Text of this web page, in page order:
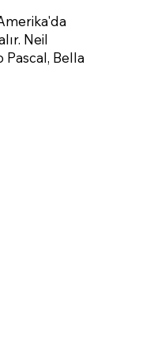
Neil
Bella